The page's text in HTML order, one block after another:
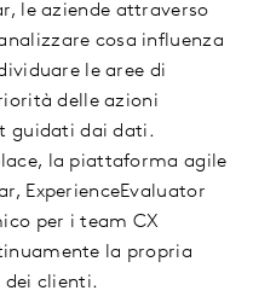
le aziende attraverso
cosa influenza
le aree di
delle azioni
guidati dai dati.
la piattaforma agile
ExperienceEvaluator
per i team CX
la propria
dei clienti.